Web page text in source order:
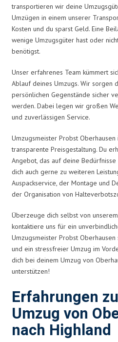
transportieren wir deine
Umzügen in einem unserer
Kosten und du sparst Geld. Eine
wenige Umzugsgüter hast oder
benötigst.
Unser erfahrenes Team kümmert
Ablauf deines Umzugs. Wir sorgen
persönlichen Gegenstände sicher
werden. Dabei legen wir großen
und zuverlässigen Service.
Umzugsmeister Probst
transparente Preisgestaltung. Du
Angebot, das auf deine
dich auch gerne zu weiteren
Auspackservice, der Montage und
der Organisation von
Überzeuge dich selbst von
kontaktiere uns für ein
Umzugsmeister Probst
und ein stressfreier Umzug im
dich bei deinem Umzug von
unterstützen!
Erfahrungen
Umzug von
nach Highland